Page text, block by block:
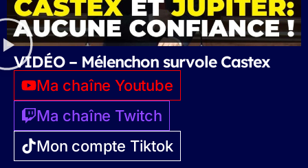
VIDÉO – Mélenchon survole Castex
Ma chaîne Youtube
Ma chaîne Twitch
Mon compte Tiktok